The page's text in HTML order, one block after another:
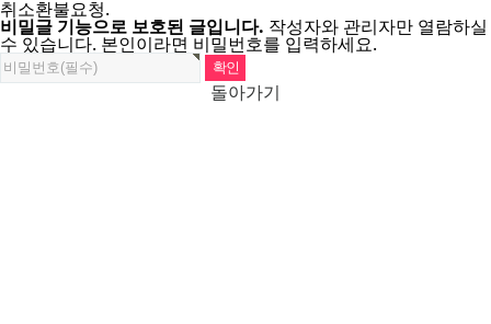
취소환불요청.
비밀글 기능으로 보호된 글입니다. 작성자와 관리자만 열람하실
수 있습니다. 본인이라면 비밀번호를 입력하세요.
돌아가기